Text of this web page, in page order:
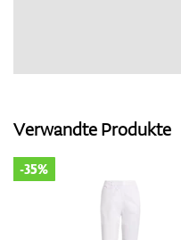
Verwandte Produkte
-35%